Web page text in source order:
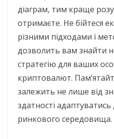
діаграм, тим краще
отримаєте. Не бійтеся
різними підходами і
дозволить вам знайти
стратегію для ваших
криптовалют.
залежить не лише від
здатності
ринкового середовища.